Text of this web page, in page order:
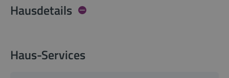
Hausdetails
Haus-Services